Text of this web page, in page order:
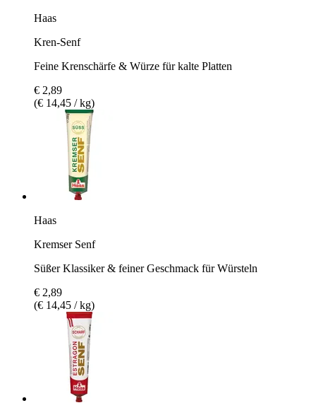
Haas
Kren-Senf
Feine Krenschärfe & Würze für kalte Platten
€ 2,89
(€ 14,45 / kg)
Haas
Kremser Senf
Süßer Klassiker & feiner Geschmack für Würsteln
€ 2,89
(€ 14,45 / kg)